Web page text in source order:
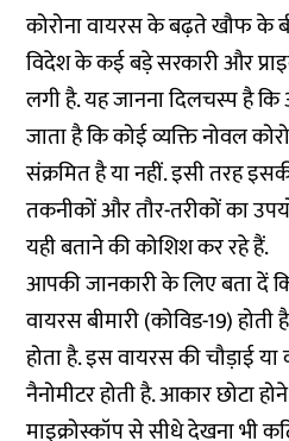
कोरोना वायरस के बढ़ते खौफ
विदेश के कई बड़े सरकारी और
लगी है. यह जानना दिलचस्प है
जाता है कि कोई व्यक्ति नोवल
संक्रमित है या नहीं. इसी तरह
तकनीकों और तौर-तरीकों का
यही बताने की कोशिश कर रहे हैं.
आपकी जानकारी के लिए बता दें
वायरस बीमारी (कोविड-19)
होता है. इस वायरस की चौड़ाई
नैनोमीटर होती है. आकार छोटा
माइक्रोस्कॉप से सीधे देखना भी